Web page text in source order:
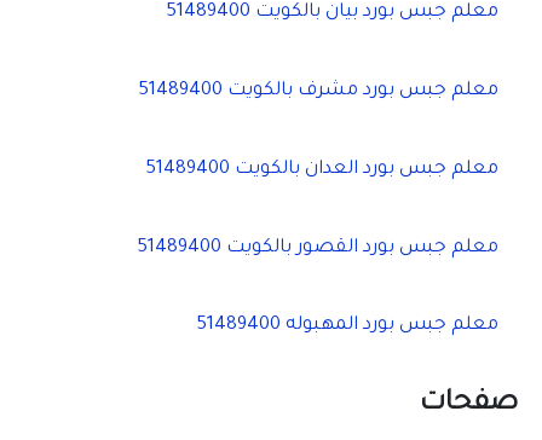
معلم جبس بورد بيان بالكويت 51489400
معلم جبس بورد مشرف بالكويت 51489400
معلم جبس بورد العدان بالكويت 51489400
معلم جبس بورد القصور بالكويت 51489400
معلم جبس بورد المهبوله 51489400
صفحات